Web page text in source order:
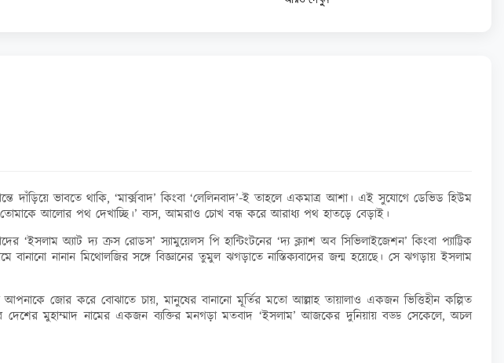
দাঁড়িয়ে ভাবতে থাকি, ‘মার্ক্সবাদ’ কিংবা ‘লেলিনবাদ’-ই তাহলে একমাত্র আশা। এই সুযোগে ডেভিড হিউম
আলোর পথ দেখাচ্ছি।’ ব্যস, আমরাও চোখ বন্ধ করে আরাধ্য পথ হাতড়ে বেড়াই।
অ্যাট দ্য ক্রস রোডস’ স্যামুয়েলস পি হান্টিংটনের ‘দ্য ক্ল্যাশ অব সিভিলাইজেশন’ কিংবা প্যাট্টিক
বানানো নানান মিথোলজির সঙ্গে বিজ্ঞানের তুমুল ঝগড়াতে নাস্তিক্যবাদের জন্ম হয়েছে। সে ঝগড়ায় ইসলাম
আপনাকে জোর করে বোঝাতে চায়, মানুষের বানানো মূর্তির মতো আল্লাহ তায়ালাও একজন ভিত্তিহীন কল্পিত
মুহাম্মাদ নামের একজন ব্যক্তির মনগড়া মতবাদ ‘ইসলাম’ আজকের দুনিয়ায় বড্ড সেকেলে, অচল